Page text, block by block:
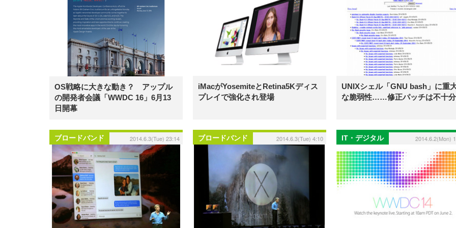
OS戦略に大きな動き？ アップル
の開発者会議「WWDC 16」6月13
日開幕
iMacがYosemiteとRetina5Kディス
プレイで強化され登場
UNIXシェル「GNU bash」に重
な脆弱性……修正パッチは不十分
ブロードバンド 2014.6.3(Tue) 23:14 ブロードバンド 2014.6.3(Tue) 4:10 IT・デジタル 2014.6.2(Mon)